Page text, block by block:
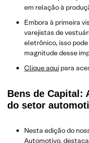
em relação à
Embora à primeira
varejistas de
eletrônico, isso
magnitude desse
Clique aqui para
Bens de Capital:
do setor
Nesta edição do
Automotivo,